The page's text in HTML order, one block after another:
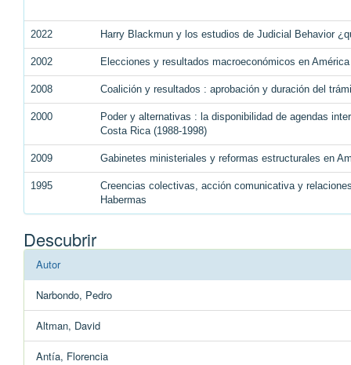
2022 Harry Blackmun y los estudios de Judicial Behavior
2002 Elecciones y resultados macroeconómicos en
2008 Coalición y resultados : aprobación y duración del
2000
Poder y alternativas : la disponibilidad de agendas
Costa Rica (1988-1998)
2009 Gabinetes ministeriales y reformas estructurales en
1995
Creencias colectivas, acción comunicativa y
Habermas
Descubrir
Autor
Narbondo, Pedro
Altman, David
Antía, Florencia